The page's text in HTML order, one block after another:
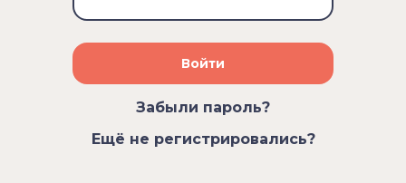
Войти
Забыли пароль?
Ещё не регистрировались?